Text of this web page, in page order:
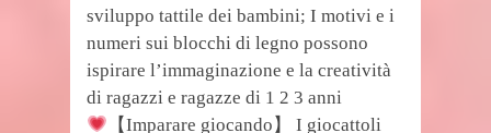
sviluppo tattile dei bambini; I motivi e i
numeri sui blocchi di legno possono
ispirare l’immaginazione e la creatività
di ragazzi e ragazze di 1 2 3 anni
【Imparare giocando】 I giocattoli